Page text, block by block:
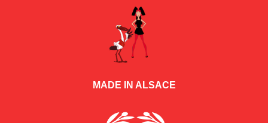
MADE IN ALSACE